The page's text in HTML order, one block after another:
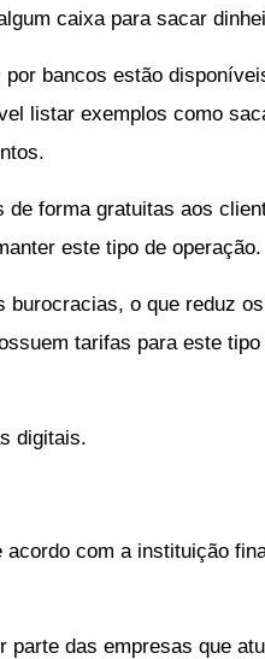
caixa para sacar
bancos estão
listar exemplos como
forma gratuitas aos
este tipo de operação.
burocracias, o que reduz
tarifas para este
digitais.
com a instituição
das empresas que